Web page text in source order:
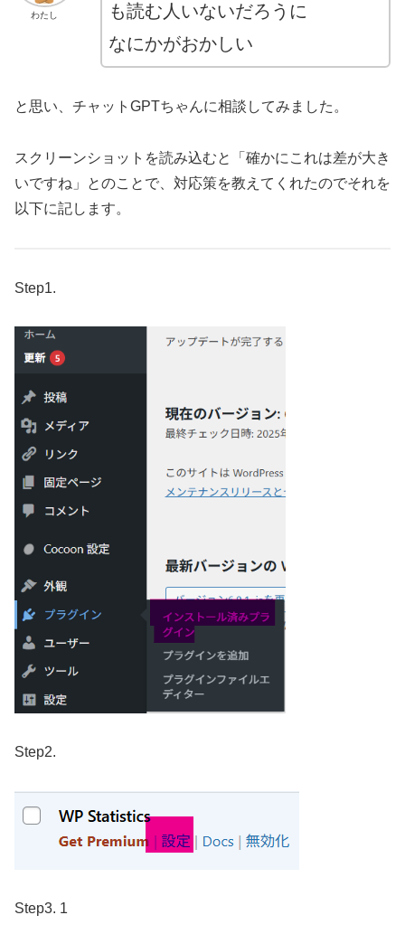
わたし
も読む人いないだろうに
なにかがおかしい
と思い、チャットGPTちゃんに相談してみました。
スクリーンショットを読み込むと「確かにこれは差が大き
いですね」とのことで、対応策を教えてくれたのでそれを
以下に記します。
Step1.
Step2.
Step3. 1